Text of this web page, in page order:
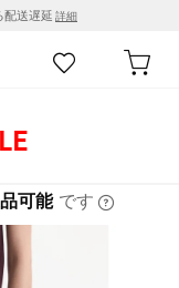
配送遅延 詳細
可能 です